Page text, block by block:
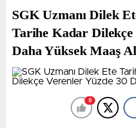
isteyen Fenerbahçe,
stoper Ümit Akdağ için
lacivertli yönetimin,
karşılığında 5 milyon euro
sıra, milli futbolcu Cengiz
Takasın Önündeki
SGK Uzmanı Dilek
Tarihe Kadar Dilekçe
Daha Yüksek Maaş
0